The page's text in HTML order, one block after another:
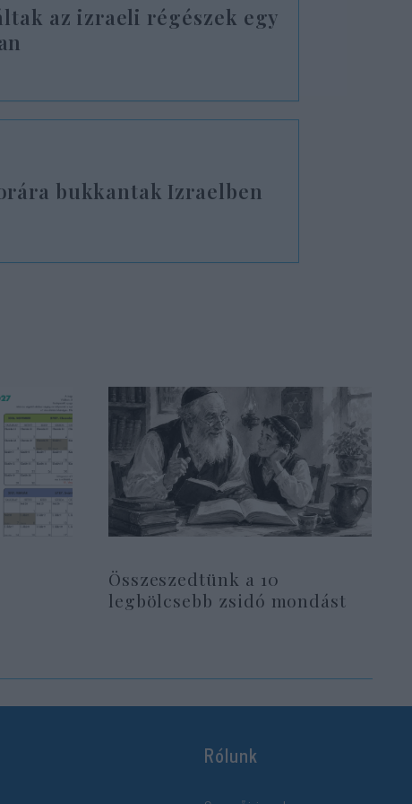
az izraeli régészek egy
bukkantak Izraelben
Összeszedtünk a 10
legbölcsebb zsidó mondást
Rólunk